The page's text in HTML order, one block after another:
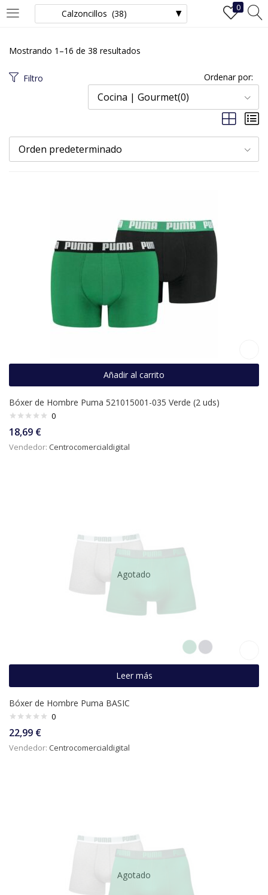
0
INICIAR SESIÓN REGISTRO
Ingrese su nombre de usuario y contraseña para iniciar sesión.
Recuérdame
Mostrando 1–16 de 38 resultados
Filtro Ordenar por:
Cocina | Gourmet(0)
Orden predeterminado
Añadir al carrito
Bóxer de Hombre Puma 521015001-035 Verde (2 uds)
0
18,69 €
Vendedor: Centrocomercialdigital
Agotado
Leer más
Bóxer de Hombre Puma BASIC
0
22,99 €
Vendedor: Centrocomercialdigital
Agotado